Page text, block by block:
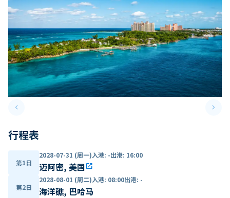
keyboard_arrow_leftPrevious slide keyboard_arrow_right
行程表
第1日
2028-07-31 (周一)入港: -出港: 16:00
迈阿密, 美国open_in_new
第2日
2028-08-01 (周二)入港: 08:00出港: -
海洋礁, 巴哈马